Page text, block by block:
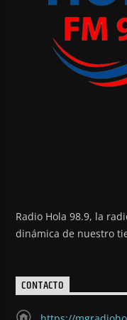
Radio Hola 98.9, la
dinámica de nuestro
CONTACTO